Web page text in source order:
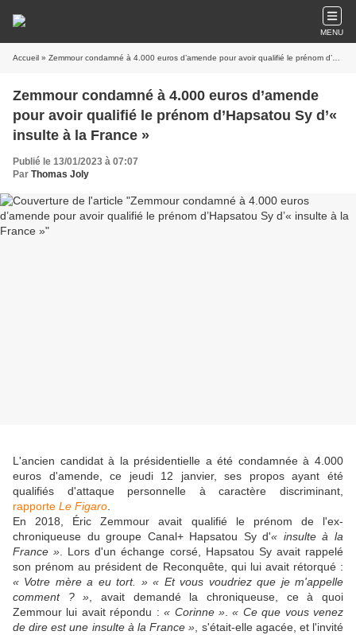
MENU
Accueil » Zemmour condamné à 4.000 euros d’amende pour avoir qualifié le prénom d’Hapsatou Sy d’« insulte à la France »
Zemmour condamné à 4.000 euros d’amende
pour avoir qualifié le prénom d’Hapsatou Sy d’«
insulte à la France »
Publié le 13/01/2023 à 07:07
Par Thomas Joly
L'ancien candidat à la présidentielle a été condamnée à 4.000
euros d'amende, ce jeudi 12 janvier, ses propos ayant été
qualifiés d'attaque personnelle à caractère discriminant,
rapporte Le Figaro
En 2018, Éric Zemmour avait qualifié le prénom de l'ex-
chroniqueuse du groupe Canal+ Hapsatou Sy d'« insulte à la
France » . Lors d'un échange corsé, Hapsatou Sy avait rappelé
son prénom au président de Reconquête, qui lui avait rétorqué :
« Votre mère a eu tort. » « Et vous voudriez que je m'appelle
comment ? » , avait demandé la chroniqueuse, ce à quoi
Zemmour lui avait répondu :« Corinne ».« Ce que vous venez
de dire est une insulte à la France » , s'était-elle agacée, et l'invité